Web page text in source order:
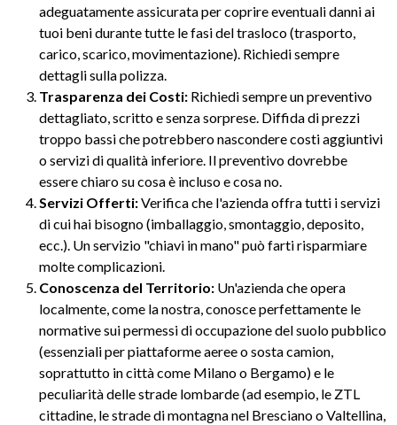
adeguatamente assicurata per coprire eventuali danni ai
tuoi beni durante tutte le fasi del trasloco (trasporto,
carico, scarico, movimentazione). Richiedi sempre
dettagli sulla polizza.
Trasparenza dei Costi: Richiedi sempre un preventivo
dettagliato, scritto e senza sorprese. Diffida di prezzi
troppo bassi che potrebbero nascondere costi aggiuntivi
o servizi di qualità inferiore. Il preventivo dovrebbe
essere chiaro su cosa è incluso e cosa no.
Servizi Offerti:Verifica che l'azienda offra tutti i servizi
di cui hai bisogno (imballaggio, smontaggio, deposito,
ecc.). Un servizio "chiavi in mano" può farti risparmiare
molte complicazioni.
Conoscenza del Territorio: Un'azienda che opera
localmente, come la nostra, conosce perfettamente le
normative sui permessi di occupazione del suolo pubblico
(essenziali per piattaforme aeree o sosta camion,
soprattutto in città come Milano o Bergamo) e le
peculiarità delle strade lombarde (ad esempio, le ZTL
cittadine, le strade di montagna nel Bresciano o Valtellina,